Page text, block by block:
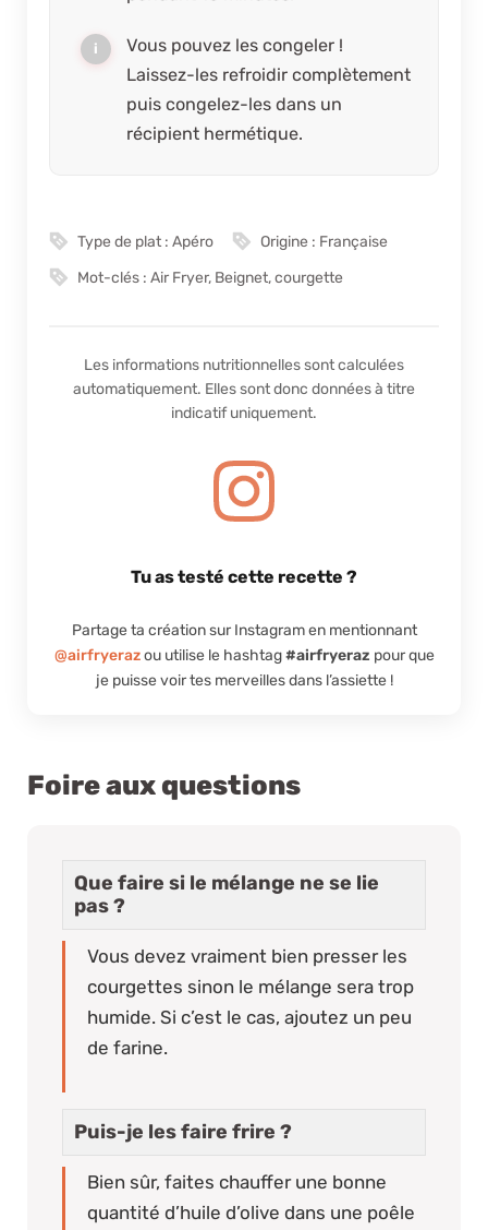
Vous pouvez les congeler !
Laissez-les refroidir complètement
puis congelez-les dans un
récipient hermétique.
Type de plat :Apéro Origine : Française
Mot-clés :Air Fryer, Beignet, courgette
Les informations nutritionnelles sont calculées
automatiquement. Elles sont donc données à titre
indicatif uniquement.
Tu as testé cette recette ?
Partage ta création sur Instagram en mentionnant
@airfryerazou utilise le hashtag#airfryeraz pour que
je puisse voir tes merveilles dans l’assiette !
Foire aux questions
Que faire si le mélange ne se lie
pas ?
Vous devez vraiment bien presser les
courgettes sinon le mélange sera trop
humide. Si c’est le cas, ajoutez un peu
de farine.
Puis-je les faire frire ?
Bien sûr, faites chauffer une bonne
quantité d’huile d’olive dans une poêle